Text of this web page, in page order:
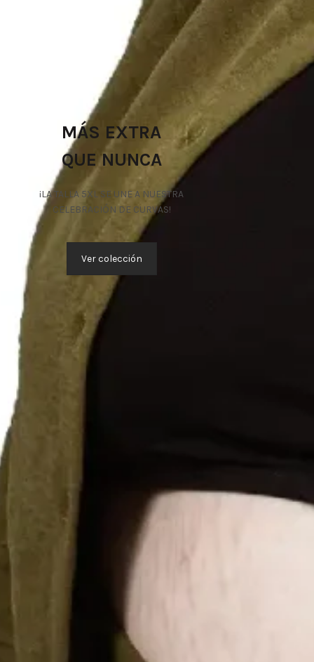
MÁS EXTRA
QUE NUNCA
¡LA TALLA 5XL SE UNE A NUESTRA
CELEBRACIÓN DE CURVAS!
Ver colección